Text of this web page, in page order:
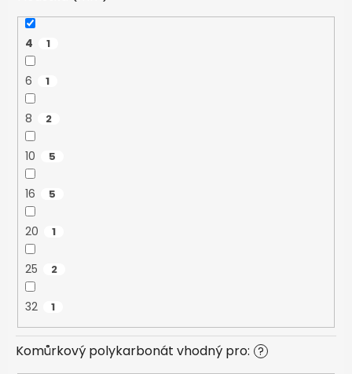
4 1
6 1
8 2
10 5
16 5
20 1
25 2
32 1
Komůrkový polykarbonát vhodný pro: ?